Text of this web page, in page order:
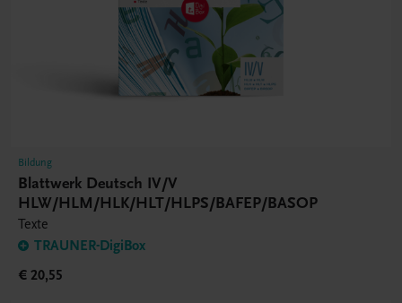
Bildung
Blattwerk Deutsch IV/V
HLW/HLM/HLK/HLT/HLPS/BAFEP/BASOP
Texte
TRAUNER-DigiBox
€ 20,55